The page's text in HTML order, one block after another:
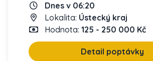
Dnes v 06:20
Lokalita: Ústecký kraj
Hodnota: 125 - 250 000 Kč
Detail poptávky